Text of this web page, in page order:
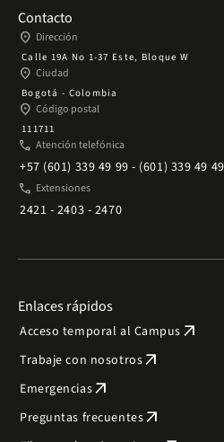
Contacto
place Dirección
Calle 19A No 1-37 Este, Bloque W
place Ciudad
Bogotá - Colombia
place Código postal
111711
phone Atención telefónica
+57 (601) 339 49 99 - (601) 339 49 49
phone Extensiones
2421 - 2403 - 2470
Enlaces rápidos
Acceso temporal al Campus arrow_outward
Trabaje con nosotrosarrow_outward
Emergenciasarrow_outward
Preguntas frecuentesarrow_outward